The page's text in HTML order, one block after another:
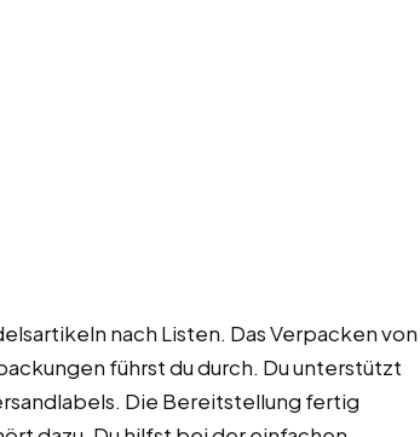
nach Listen. Das Verpacken von
führst du durch. Du unterstützt
Die Bereitstellung fertig